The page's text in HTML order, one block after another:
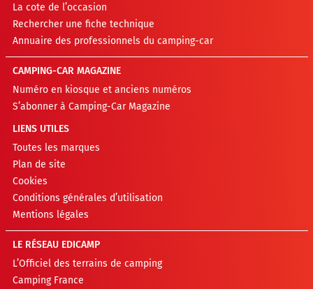
La cote de l’occasion
Rechercher une fiche technique
Annuaire des professionnels du camping-car
CAMPING-CAR MAGAZINE
Numéro en kiosque et anciens numéros
S’abonner à Camping-Car Magazine
LIENS UTILES
Toutes les marques
Plan de site
Cookies
Conditions générales d’utilisation
Mentions légales
LE RÉSEAU EDICAMP
L’Officiel des terrains de camping
Camping France